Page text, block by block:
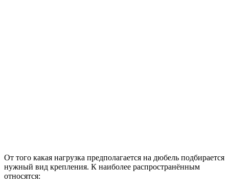
От того какая нагрузка предполагается на дюбель подбирается
нужный вид крепления. К наиболее распространённым
относятся: